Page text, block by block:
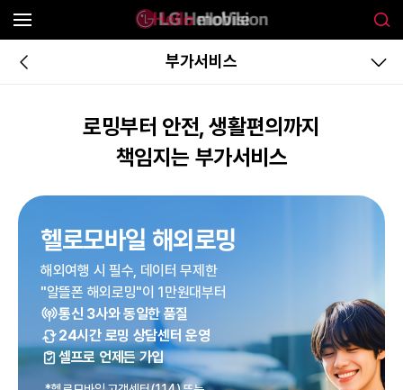
부가서비스
로밍부터 안전, 생활편의까지
책임지는 부가서비스
헬로모바일 해외로밍
해외여행 시 필수, 데이터 무제한
"알뜰폰 해외로밍"이 1만원대부터
통신 3사와 동일한 품질
24시간 로밍 상담센터 운영
셀프로 언제든 가입